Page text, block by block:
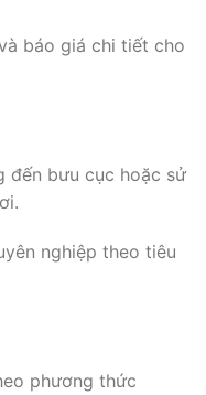
báo giá chi tiết cho
đến bưu cục hoặc sử
nghiệp theo tiêu
phương thức